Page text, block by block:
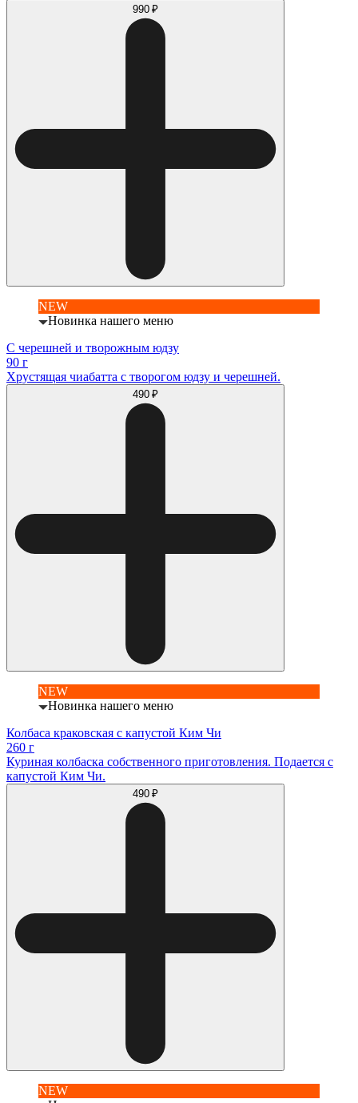
990 ₽
NEW
Новинка нашего меню
С черешней и творожным юдзу
90 г
Хрустящая чиабатта с творогом юдзу и черешней.
490 ₽
NEW
Новинка нашего меню
Колбаса краковская с капустой Ким Чи
260 г
Куриная колбаска собственного приготовления. Подается с
капустой Ким Чи.
490 ₽
NEW